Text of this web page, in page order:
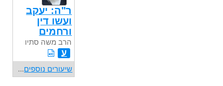
ר"ה: יעקב
ועשו דין
ורחמים
הרב משה סתיו
ע
שיעורים נוספים...